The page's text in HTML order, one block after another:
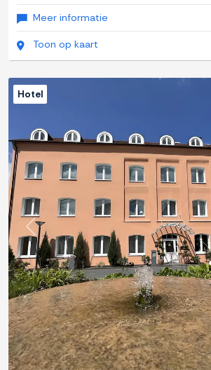
Meer informatie
Toon op kaart
Previous
Hotel